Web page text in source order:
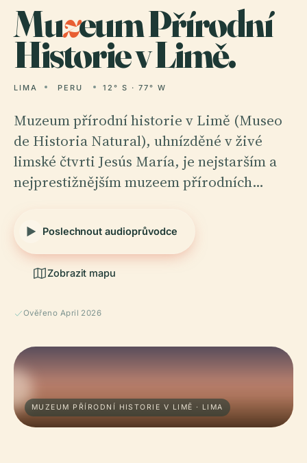
Muzeum Přírodní
Historie v Limě.
LIMA PERU 12° S · 77° W
Muzeum přírodní historie v Limě (Museo
de Historia Natural), uhnízděné v živé
limské čtvrti Jesús María, je nejstarším a
nejprestižnějším muzeem přírodních…
Poslechnout audioprůvodce
Zobrazit mapu
Ověřeno April 2026
MUZEUM PŘÍRODNÍ HISTORIE V LIMĚ · LIMA